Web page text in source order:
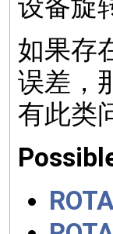
设备旋
如果存
误差，
有此类